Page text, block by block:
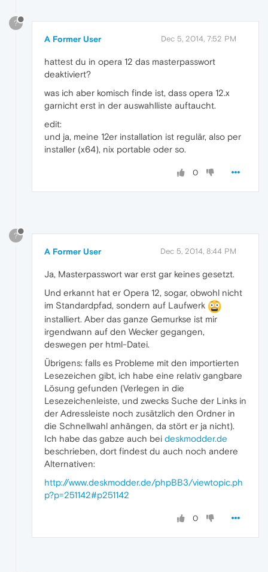
?
A Former User Dec 5, 2014, 7:52 PM
hattest du in opera 12 das masterpasswort
deaktiviert?
was ich aber komisch finde ist, dass opera 12.x
garnicht erst in der auswahlliste auftaucht.
edit:
und ja, meine 12er installation ist regulär, also per
installer (x64), nix portable oder so.
0
?
A Former User Dec 5, 2014, 8:44 PM
Ja, Masterpasswort war erst gar keines gesetzt.
Und erkannt hat er Opera 12, sogar, obwohl nicht
im Standardpfad, sondern auf Laufwerk
installiert. Aber das ganze Gemurkse ist mir
irgendwann auf den Wecker gegangen,
deswegen per html-Datei.
Übrigens: falls es Probleme mit den importierten
Lesezeichen gibt, ich habe eine relativ gangbare
Lösung gefunden (Verlegen in die
Lesezeichenleiste, und zwecks Suche der Links in
der Adressleiste noch zusätzlich den Ordner in
die Schnellwahl anhängen, da stört er ja nicht).
Ich habe das gabze auch bei deskmodder.de
beschrieben, dort findest du auch noch andere
Alternativen:
http://www.deskmodder.de/phpBB3/viewtopic.ph
p?p=251142#p251142
0